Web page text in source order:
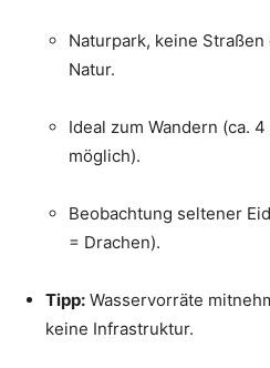
Naturpark, keine
Natur.
Ideal zum Wandern (ca.
möglich).
Beobachtung seltener
= Drachen).
Tipp: Wasservorräte
keine Infrastruktur.